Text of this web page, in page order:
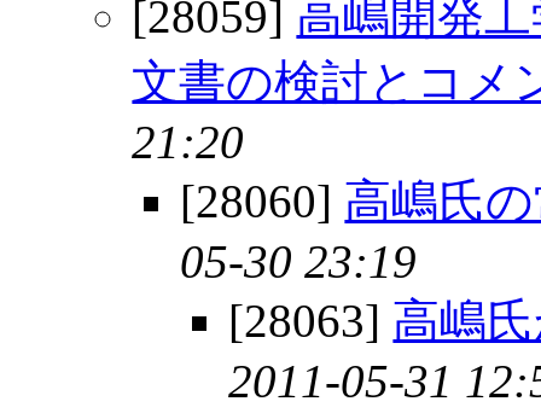
[28059] 高嶋開発
文書の検討とコメ
21:20
[28060] 高嶋氏
05-30 23:19
[28063] 高嶋
2011-05-31